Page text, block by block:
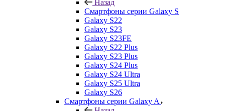
Назад
Смартфоны серии Galaxy S
Galaxy S22
Galaxy S23
Galaxy S23FE
Galaxy S22 Plus
Galaxy S23 Plus
Galaxy S24 Plus
Galaxy S24 Ultra
Galaxy S25 Ultra
Galaxy S26
Смартфоны серии Galaxy A